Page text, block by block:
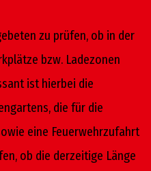
zu prüfen, ob in der
bzw. Ladezonen
ist hierbei die
die für die
eine Feuerwehrzufahrt
ob die derzeitige Länge